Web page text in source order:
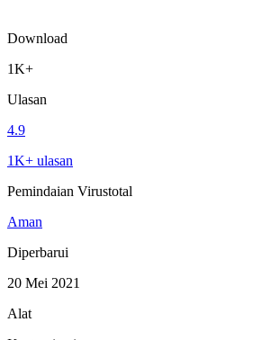
Download
1K+
Ulasan
4.9
1K+ ulasan
Pemindaian Virustotal
Aman
Diperbarui
20 Mei 2021
Alat